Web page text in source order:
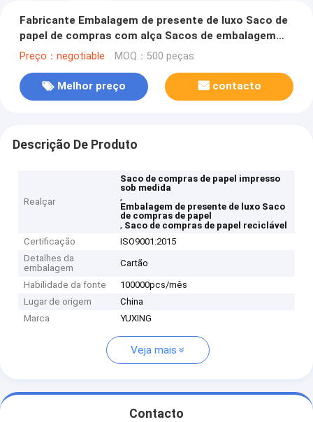
Fabricante Embalagem de presente de luxo Saco de
papel de compras com alça Sacos de embalagem
recicláveis
Preço：negotiable MOQ：500 peças
Melhor preço contacto
Descrição De Produto
Realçar
Saco de compras de papel impresso
sob medida
,
Embalagem de presente de luxo Saco
de compras de papel
, Saco de compras de papel reciclável
Certificação
ISO9001:2015
Detalhes da
embalagem
Cartão
Habilidade da fonte
100000pcs/mês
Lugar de origem
China
Marca
YUXING
Veja mais
Contacto